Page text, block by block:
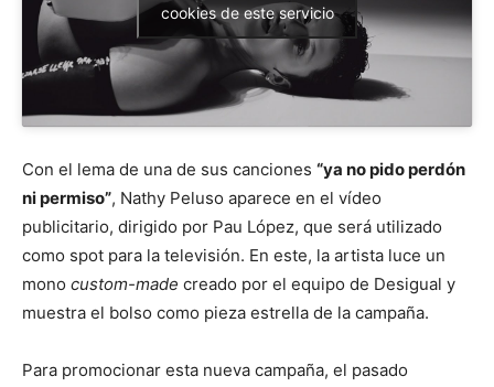
cookies de este servicio
Con el lema de una de sus canciones “ya no pido perdón
ni permiso”, Nathy Peluso aparece en el vídeo
publicitario, dirigido por Pau López, que será utilizado
como spot para la televisión. En este, la artista luce un
mono custom-made creado por el equipo de Desigual y
muestra el bolso como pieza estrella de la campaña.
Para promocionar esta nueva campaña, el pasado